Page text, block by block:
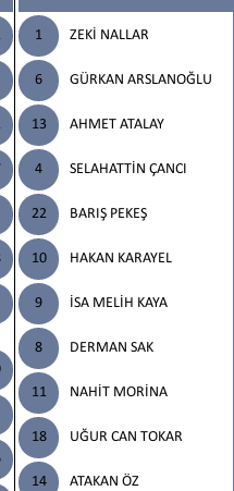
1 ZEKİ NALLAR
6 GÜRKAN ARSLANOĞLU
13 AHMET ATALAY
4 SELAHATTİN ÇANCI
22 BARIŞ PEKEŞ
10 HAKAN KARAYEL
9 İSA MELİH KAYA
8 DERMAN SAK
11 NAHİT MORİNA
18 UĞUR CAN TOKAR
14 ATAKAN ÖZ